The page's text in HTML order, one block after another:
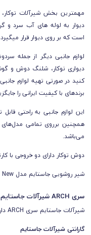
مهمترین بخش شیرآلات
دیوار به لوله های آب سرد و
است که بر روی دیوار قرار میگیرد.
لوازم جانبی دیگر از جمله
دیواری توکار، شلنگ دوش و
کنید در صورتی تهیه لوازم
برندهای با کیفیت ایرانی را
این لوازم جانبی به راحتی
همچنین برروی تمامی مدل‌های
می‌باشد.
دوش توکار دارای دو خروجی با
شیر روشویی جاستایم مدل ARCH New دارای آبکاری کروم می باشد.
سری ARCH شیرآلات جاستایم
شیرآلات جاستایم سری ARCH دارای شیرآلات توکار و شیرآلات روکار است.
گارانتی شیرآلات جاستایم